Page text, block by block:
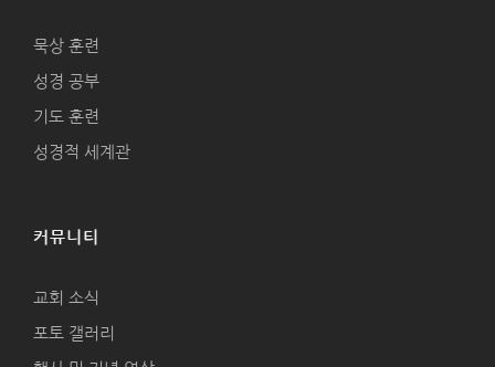
묵상 훈련
성경 공부
기도 훈련
성경적 세계관
커뮤니티
교회 소식
포토 갤러리